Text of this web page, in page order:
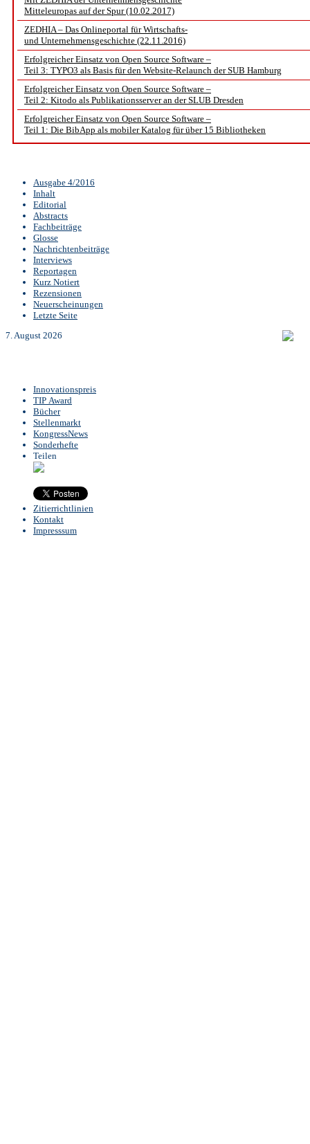
Mitteleuropas auf der Spur (10.02.2017)
ZEDHIA – Das Onlineportal für Wirtschafts-
und Unternehmensgeschichte (22.11.2016)
Erfolgreicher Einsatz von Open Source Software –
Teil 3: TYPO3 als Basis für den Website-Relaunch der SUB Hamburg
Erfolgreicher Einsatz von Open Source Software –
Teil 2: Kitodo als Publikationsserver an der SLUB Dresden
Erfolgreicher Einsatz von Open Source Software –
Teil 1: Die BibApp als mobiler Katalog für über 15 Bibliotheken
Ausgabe 4/2016
Inhalt
Editorial
Abstracts
Fachbeiträge
Glosse
Nachrichtenbeiträge
Interviews
Reportagen
Kurz Notiert
Rezensionen
Neuerscheinungen
Letzte Seite
7. August 2026
Innovationspreis
TIP Award
Bücher
Stellenmarkt
KongressNews
Sonderhefte
Teilen
Zitierrichtlinien
Kontakt
Impresssum